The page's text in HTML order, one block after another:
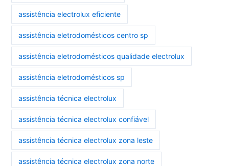
assistência electrolux eficiente
assistência eletrodomésticos centro sp
assistência eletrodomésticos qualidade electrolux
assistência eletrodomésticos sp
assistência técnica electrolux
assistência técnica electrolux confiável
assistência técnica electrolux zona leste
assistência técnica electrolux zona norte